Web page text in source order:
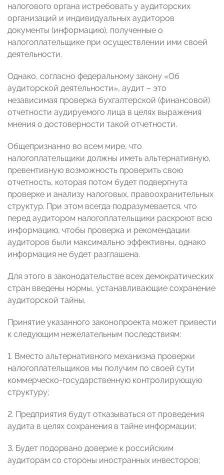
налогового органа истребовать у аудиторских
организаций и индивидуальных аудиторов
документы (информацию), полученные о
налогоплательщике при осуществлении ими своей
деятельности.
Однако, согласно федеральному закону «Об
аудиторской деятельности», аудит – это
независимая проверка бухгалтерской (финансовой)
отчетности аудируемого лица в целях выражения
мнения о достоверности такой отчетности.
Общепризнанно во всем мире, что
налогоплательщики должны иметь альтернативную,
превентивную возможность проверить свою
отчетность, которая потом будет подвергнута
проверке и анализу налоговых, правоохранительных
структур. При этом всегда подразумевается, что
перед аудитором налогоплательщики раскроют всю
информацию, чтобы проверка и рекомендации
аудиторов были максимально эффективны, однако
информация не будет разглашена.
Для этого в законодательстве всех демократических
стран введены нормы, устанавливающие сохранение
аудиторской тайны.
Принятие указанного законопроекта может привести
к следующим нежелательным последствиям:
1. Вместо альтернативного механизма проверки
налогоплательщиков мы получим по своей сути
коммерческо-государственную контролирующую
структуру;
2. Предприятия будут отказываться от проведения
аудита в целях сохранения в тайне информации;
3. Будет подорвано доверие к российским
аудиторам со стороны иностранных инвесторов;